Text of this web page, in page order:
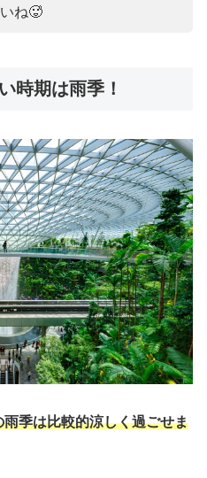
ね🥵
時期は雨季！
季は比較的涼しく過ごせま